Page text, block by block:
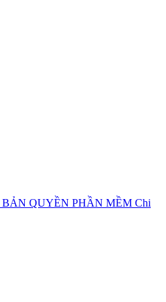
QUYỀN PHẦN MỀM Chi